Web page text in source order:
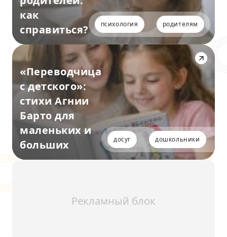
как
справиться?
психология родителям
«Переводчица
с детского»:
стихи Агнии
Барто для
маленьких и
больших
досуг дошкольники
Рекламный блок